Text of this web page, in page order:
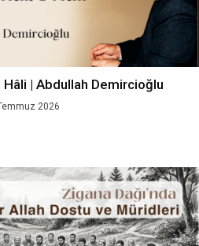
| Abdullah Demircioğlu
2026